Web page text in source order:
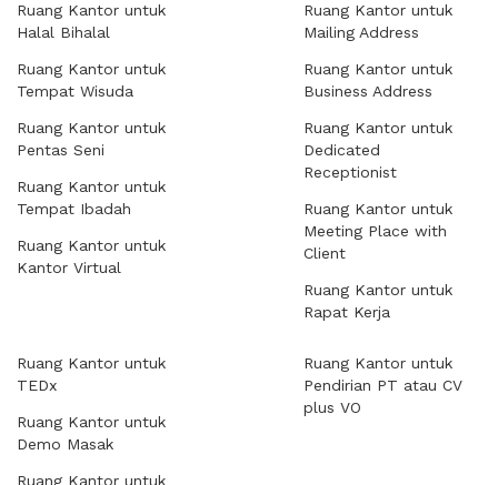
Ruang Kantor untuk
Halal Bihalal
Ruang Kantor untuk
Tempat Wisuda
Ruang Kantor untuk
Pentas Seni
Ruang Kantor untuk
Tempat Ibadah
Ruang Kantor untuk
Kantor Virtual
Ruang Kantor untuk
Mailing Address
Ruang Kantor untuk
Business Address
Ruang Kantor untuk
Dedicated
Receptionist
Ruang Kantor untuk
Meeting Place with
Client
Ruang Kantor untuk
Rapat Kerja
Ruang Kantor untuk
TEDx
Ruang Kantor untuk
Demo Masak
Ruang Kantor untuk
Ruang Kantor untuk
Pendirian PT atau CV
plus VO